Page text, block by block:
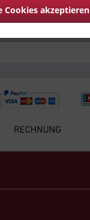
Cookies akzeptieren